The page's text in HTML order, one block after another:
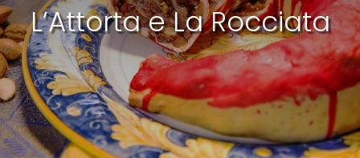
L’Attorta e La Rocciata